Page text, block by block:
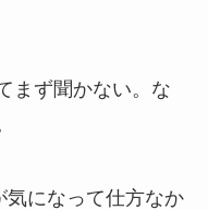
まず聞かない。な
気になって仕方なか